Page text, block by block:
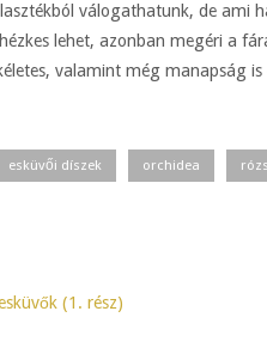
válogathatunk, de ami
lehet, azonban megéri a
valamint még manapság is
esküvői díszek orchidea
(1. rész)